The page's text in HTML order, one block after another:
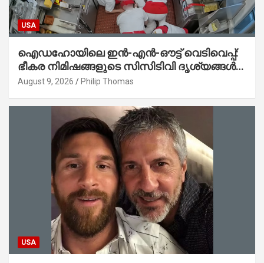
USA
ഐഡഹോയിലെ ഇൻ-എൻ-ഔട്ട് വെടിവെപ്പ്:
ഭീകര നിമിഷങ്ങളുടെ സിസിടിവി ദൃശ്യങ്ങൾ
പുറത്ത്; ആക്രമണത്തിന് പിന്നിലെ കാരണം
August 9, 2026 Philip Thomas
USA